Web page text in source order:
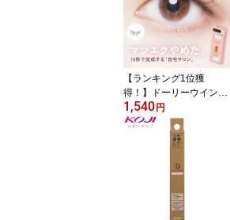
【ランキング1位獲
得！】ドーリーウインク
公式 つけまつげ ナチュ
ラル サロンアイラッシュ
束感 アイメイク 全12種
2セット DollyWink
1,540 円